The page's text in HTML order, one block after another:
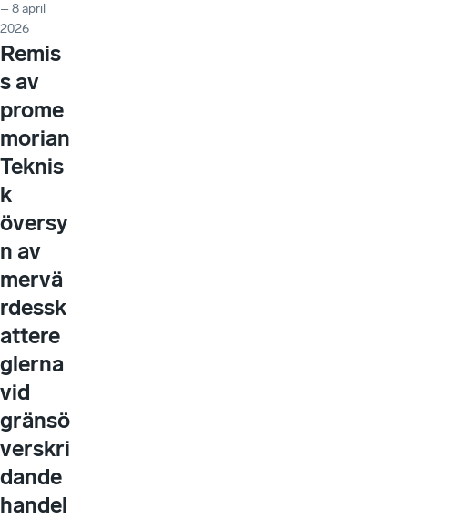
– 8 april
2026
Remis
s av
prome
morian
Teknis
k
översy
n av
mervä
rdessk
attere
glerna
vid
gränsö
verskri
dande
handel